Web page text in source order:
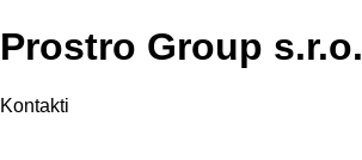
Prostro Group s.r.o.
Kontakti